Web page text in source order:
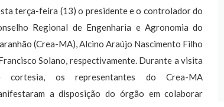
terça-feira (13) o presidente e o controlador do
Regional de Engenharia e Agronomia do
(Crea-MA), Alcino Araújo Nascimento Filho
Solano, respectivamente. Durante a visita
cortesia, os representantes do Crea-MA
a disposição do órgão em colaborar